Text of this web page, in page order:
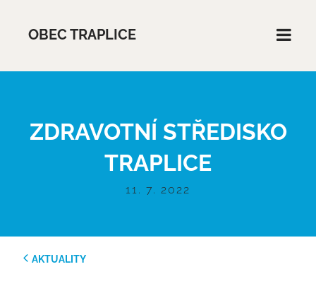
OBEC TRAPLICE
ZDRAVOTNÍ STŘEDISKO
TRAPLICE
11. 7. 2022
AKTUALITY